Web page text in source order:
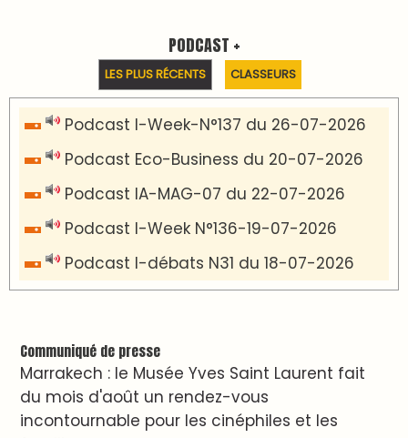
Plus d'informations sur cette page :
https://www.lodj.ma/CGU_a46.html
PRESS +
LES PLUS RÉCENTS CLASSEURS
7 days santé & conso du 31-07-2026
I-MAG-Spécial Fête du Trône 2026
7 days tech du 28-07-2026
7 days Auto-Moto du 27-07-2026